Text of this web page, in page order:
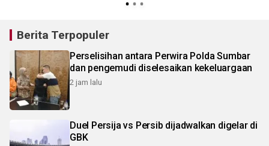
Berita Terpopuler
Perselisihan antara Perwira Polda Sumbar
dan pengemudi diselesaikan kekeluargaan
2 jam lalu
Duel Persija vs Persib dijadwalkan digelar di
GBK